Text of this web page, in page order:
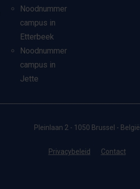
Noodnummer
campus in
Etterbeek
Noodnummer
campus in
Jette
Pleinlaan 2 - 1050 Brussel - België
Privacybeleid Contact